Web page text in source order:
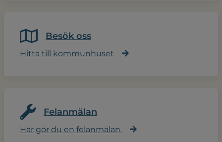
Besök oss
Hitta till kommunhuset
Felanmälan
Här gör du en felanmälan.